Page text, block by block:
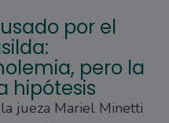
por el
pero la
hipótesis
jueza Mariel Minetti